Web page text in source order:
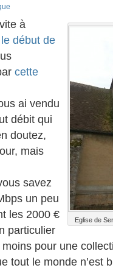
Eglise de
à
le début de
cette
ai vendu
débit qui
doutez,
mais
savez
un peu
les 2000 €
particulier
pour une
tout le monde n’est